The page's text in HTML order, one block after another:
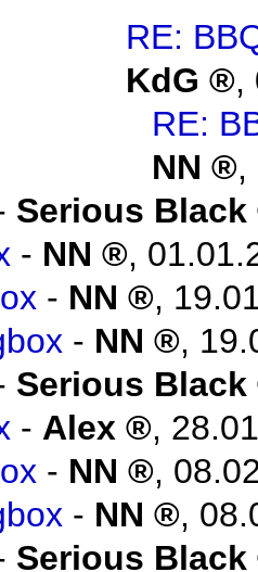
RE:
KdG
,
RE:
NN
,
Serious Black
- NN ,
- NN ,
- NN ,
Serious Black
- Alex ,
- NN ,
- NN ,
Serious Black